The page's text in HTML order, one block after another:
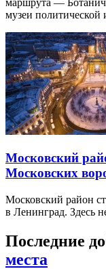
маршрута —
музеи
Московский
Московских
Московский район
в Ленинград. Здесь
Последние
места